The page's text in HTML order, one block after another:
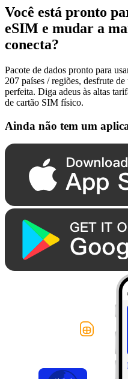
Você está pronto
eSIM e mudar a
conecta?
Pacote de dados pronto para
207 países / regiões, desfrute
perfeita. Diga adeus às altas
de cartão SIM físico.
Ainda não tem um